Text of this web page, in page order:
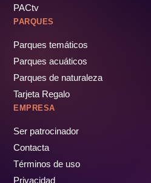
PACtv
PARQUES
Parques temáticos
Parques acuáticos
Parques de naturaleza
Tarjeta Regalo
EMPRESA
Ser patrocinador
Contacta
Términos de uso
Privacidad